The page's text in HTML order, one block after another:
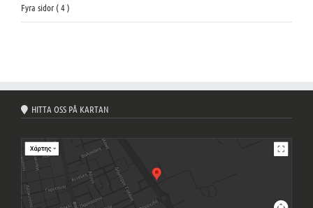
Fyra sidor ( 4 )
HITTA OSS PÅ KARTAN